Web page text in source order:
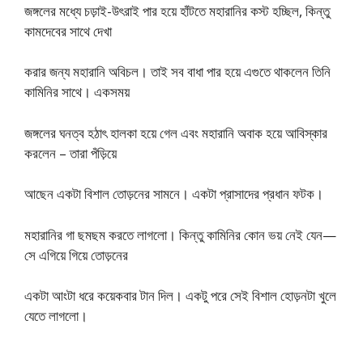
জঙ্গলের মধ্যে চড়াই-উৎরাই পার হয়ে হাঁটতে মহারানির কস্ট হচ্ছিল, কিন্তু
কামদেবের সাথে দেখা
করার জন্য মহারানি অবিচল। তাই সব বাধা পার হয়ে এগুতে থাকলেন তিনি
কামিনির সাথে। একসময়
জঙ্গলের ঘনত্ব হঠাৎ হালকা হয়ে গেল এবং মহারানি অবাক হয়ে আবিস্কার
করলেন – তারা পঁড়িয়ে
আছেন একটা বিশাল তােড়নের সামনে। একটা প্রাসাদের প্রধান ফটক।
মহারানির গা ছমছম করতে লাগলাে। কিন্তু কামিনির কোন ভয় নেই যেন—
সে এগিয়ে গিয়ে তােড়নের
একটা আংটা ধরে কয়েকবার টান দিল। একটু পরে সেই বিশাল হােড়নটা খুলে
যেতে লাগলাে।